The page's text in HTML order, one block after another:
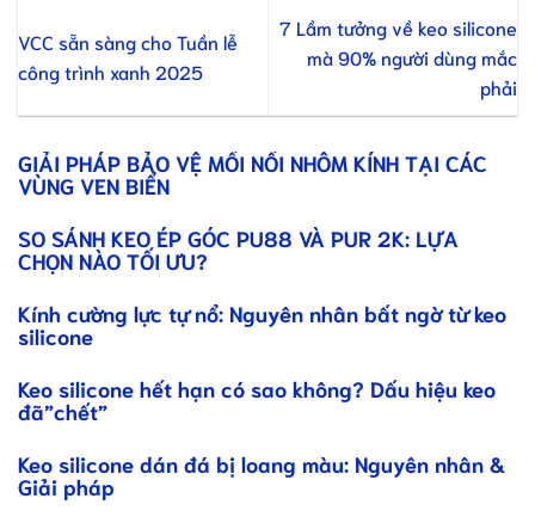
VCC sẵn sàng cho Tuần lễ
công trình xanh 2025
7 Lầm tưởng về keo silicone
mà 90% người dùng mắc
phải
GIẢI PHÁP BẢO VỆ MỐI NỐI NHÔM KÍNH TẠI CÁC
VÙNG VEN BIỂN
SO SÁNH KEO ÉP GÓC PU88 VÀ PUR 2K: LỰA
CHỌN NÀO TỐI ƯU?
Kính cường lực tự nổ: Nguyên nhân bất ngờ từ keo
silicone
Keo silicone hết hạn có sao không? Dấu hiệu keo
đã”chết”
Keo silicone dán đá bị loang màu: Nguyên nhân &
Giải pháp